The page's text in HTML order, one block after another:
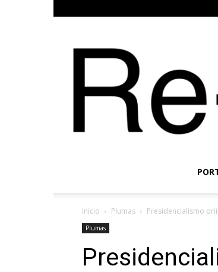
Inicio Plumas Presidencialismo
Plumas